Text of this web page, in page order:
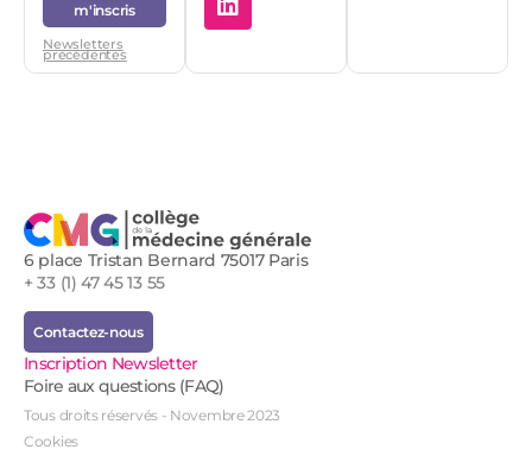
m'inscris
Newsletters
précédentes
6 place Tristan Bernard 75017 Paris
+ 33 (1) 47 45 13 55
Contactez-nous
Inscription Newsletter
Foire aux questions (FAQ)
Tous droits réservés - Novembre 2023
Cookies